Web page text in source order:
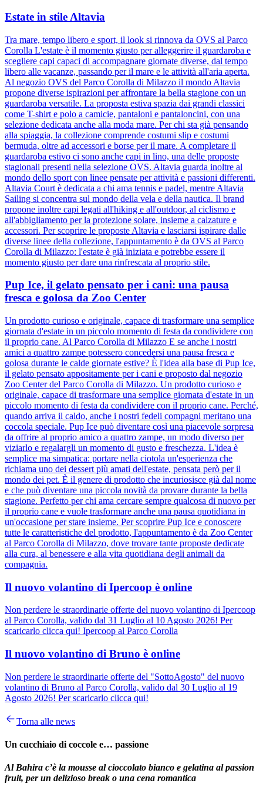
Estate in stile Altavia
Tra mare, tempo libero e sport, il look si rinnova da OVS al Parco
Corolla L'estate è il momento giusto per alleggerire il guardaroba e
scegliere capi capaci di accompagnare giornate diverse, dal tempo
libero alle vacanze, passando per il mare e le attività all'aria aperta.
Al negozio OVS del Parco Corolla di Milazzo il mondo Altavia
propone diverse ispirazioni per affrontare la bella stagione con un
guardaroba versatile. La proposta estiva spazia dai grandi classici
come T-shirt e polo a camicie, pantaloni e pantaloncini, con una
selezione dedicata anche alla moda mare. Per chi sta già pensando
alla spiaggia, la collezione comprende costumi slip e costumi
bermuda, oltre ad accessori e borse per il mare. A completare il
guardaroba estivo ci sono anche capi in lino, una delle proposte
stagionali presenti nella selezione OVS. Altavia guarda inoltre al
mondo dello sport con linee pensate per attività e passioni differenti.
Altavia Court è dedicata a chi ama tennis e padel, mentre Altavia
Sailing si concentra sul mondo della vela e della nautica. Il brand
propone inoltre capi legati all'hiking e all'outdoor, al ciclismo e
all'abbigliamento per la protezione solare, insieme a calzature e
accessori. Per scoprire le proposte Altavia e lasciarsi ispirare dalle
diverse linee della collezione, l'appuntamento è da OVS al Parco
Corolla di Milazzo: l'estate è già iniziata e potrebbe essere il
momento giusto per dare una rinfrescata al proprio stile.
Pup Ice, il gelato pensato per i cani: una pausa
fresca e golosa da Zoo Center
Un prodotto curioso e originale, capace di trasformare una semplice
giornata d'estate in un piccolo momento di festa da condividere con
il proprio cane. Al Parco Corolla di Milazzo E se anche i nostri
amici a quattro zampe potessero concedersi una pausa fresca e
golosa durante le calde giornate estive? È l'idea alla base di Pup Ice,
il gelato pensato appositamente per i cani e proposto dal negozio
Zoo Center del Parco Corolla di Milazzo. Un prodotto curioso e
originale, capace di trasformare una semplice giornata d'estate in un
piccolo momento di festa da condividere con il proprio cane. Perché,
quando arriva il caldo, anche i nostri fedeli compagni meritano una
coccola speciale. Pup Ice può diventare così una piacevole sorpresa
da offrire al proprio amico a quattro zampe, un modo diverso per
viziarlo e regalargli un momento di gusto e freschezza. L'idea è
semplice ma simpatica: portare nella ciotola un'esperienza che
richiama uno dei dessert più amati dell'estate, pensata però per il
mondo dei pet. È il genere di prodotto che incuriosisce già dal nome
e che può diventare una piccola novità da provare durante la bella
stagione. Perfetto per chi ama cercare sempre qualcosa di nuovo per
il proprio cane e vuole trasformare anche una pausa quotidiana in
un'occasione per stare insieme. Per scoprire Pup Ice e conoscere
tutte le caratteristiche del prodotto, l'appuntamento è da Zoo Center
al Parco Corolla di Milazzo, dove trovare tante proposte dedicate
alla cura, al benessere e alla vita quotidiana degli animali da
compagnia.
Il nuovo volantino di Ipercoop è online
Non perdere le straordinarie offerte del nuovo volantino di Ipercoop
al Parco Corolla, valido dal 31 Luglio al 10 Agosto 2026! Per
scaricarlo clicca qui! Ipercoop al Parco Corolla
Il nuovo volantino di Bruno è online
Non perdere le straordinarie offerte del "SottoAgosto" del nuovo
volantino di Bruno al Parco Corolla, valido dal 30 Luglio al 19
Agosto 2026! Per scaricarlo clicca qui!
Torna alle news
Un cucchiaio di coccole e… passione
Al Bahira c’è la mousse al cioccolato bianco e gelatina al passion
fruit, per un delizioso break o una cena romantica